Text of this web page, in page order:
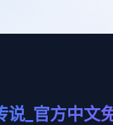
说_官方中文